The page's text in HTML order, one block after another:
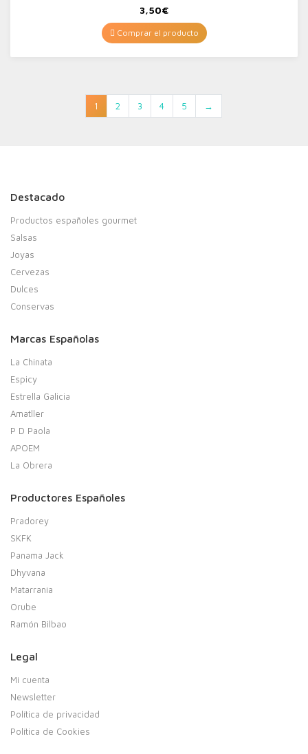
3,50€
Comprar el producto
1 2 3 4 5 →
Destacado
Productos españoles gourmet
Salsas
Joyas
Cervezas
Dulces
Conservas
Marcas Españolas
La Chinata
Espicy
Estrella Galicia
Amatller
P D Paola
APOEM
La Obrera
Productores Españoles
Pradorey
SKFK
Panama Jack
Dhyvana
Matarrania
Orube
Ramón Bilbao
Legal
Mi cuenta
Newsletter
Política de privacidad
Política de Cookies